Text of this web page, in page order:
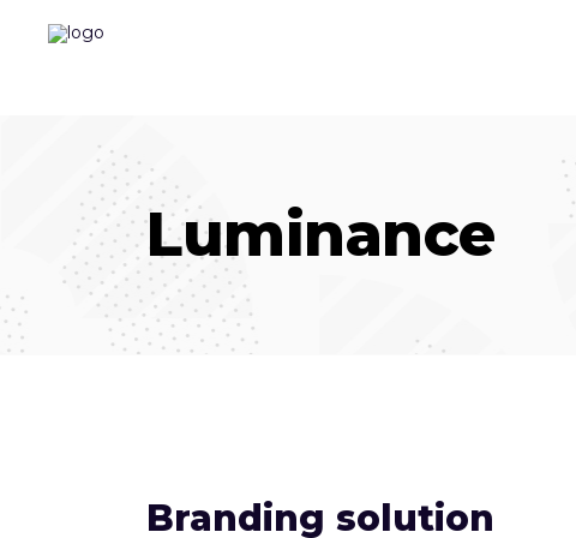
Luminance
Branding solution